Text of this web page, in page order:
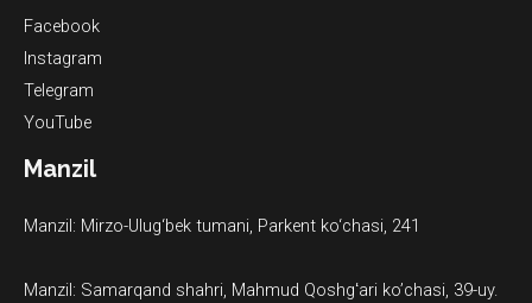
Facebook
Instagram
Telegram
YouTube
Manzil
Manzil: Mirzo-Ulug‘bek tumani, Parkent ko‘chasi, 241
Manzil: Samarqand shahri, Mahmud Qoshgʻari ko’chasi, 39-uy.